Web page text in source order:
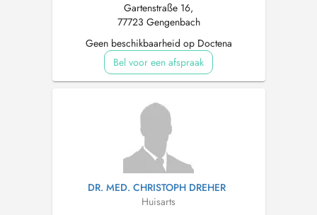
Gartenstraße 16,
77723 Gengenbach
Geen beschikbaarheid op Doctena
Bel voor een afspraak
DR. MED. CHRISTOPH DREHER
Huisarts